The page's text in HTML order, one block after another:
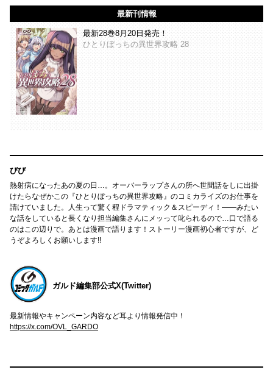
最新刊情報
最新28巻8月20日発売！
ひとりぼっちの異世界攻略 28
びび
熱射病になったあの夏の日…。オーバーラップさんの所へ世間話をしに出掛
けたらなぜかこの『ひとりぼっちの異世界攻略』のコミカライズのお仕事を
請けていました。人生って驚く程ドラマティック＆スピーディ！――みたい
な話をしていると長くなり担当編集さんにメッって叱られるので…口で語る
のはこの辺りで。あとは漫画で語ります！ストーリー漫画初心者ですが、ど
うぞよろしくお願いします!!
ガルド編集部公式X(Twitter)
最新情報やキャンペーン内容など耳より情報発信中！
https://x.com/OVL_GARDO